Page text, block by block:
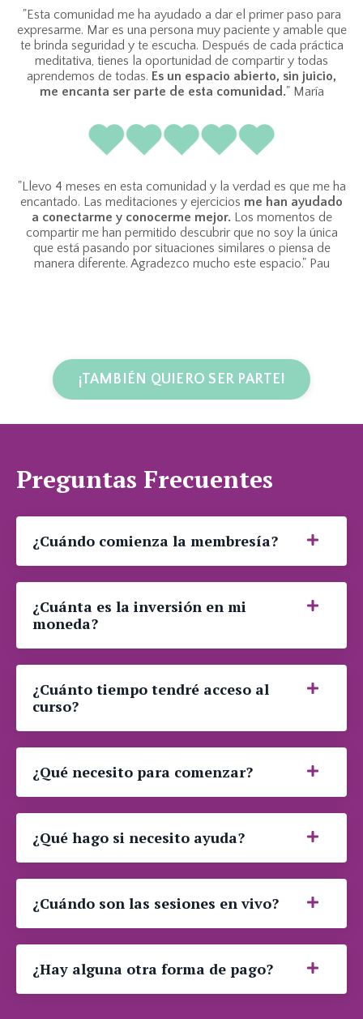
"Esta comunidad me ha ayudado a dar el primer paso para
expresarme. Mar es una persona muy paciente y amable que
te brinda seguridad y te escucha. Después de cada práctica
meditativa, tienes la oportunidad de compartir y todas
aprendemos de todas. Es un espacio abierto, sin juicio,
me encanta ser parte de esta comunidad." María
"Llevo 4 meses en esta comunidad y la verdad es que me ha
encantado. Las meditaciones y ejercicios me han ayudado
a conectarme y conocerme mejor.Los momentos de
compartir me han permitido descubrir que no soy la única
que está pasando por situaciones similares o piensa de
manera diferente. Agradezco mucho este espacio." Pau
¡TAMBIÉN QUIERO SER PARTE!
Preguntas Frecuentes
¿Cuándo comienza la membresía?
¿Cuánta es la inversión en mi
moneda?
¿Cuánto tiempo tendré acceso al
curso?
¿Qué necesito para comenzar?
¿Qué hago si necesito ayuda?
¿Cuándo son las sesiones en vivo?
¿Hay alguna otra forma de pago?